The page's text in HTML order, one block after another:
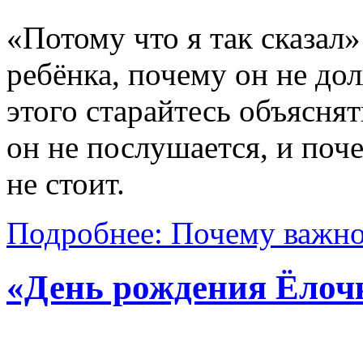
«Потому что я так
ребёнка, почему он не
этого старайтесь
он не послушается, и
не стоит.
Подробнее: Почему
«День рождения